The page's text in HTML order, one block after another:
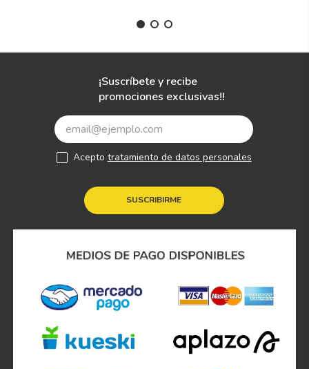
¡Suscríbete y recibe
promociones exclusivas!!
SUSCRIBIRME
Acepto tratamiento de datos personales